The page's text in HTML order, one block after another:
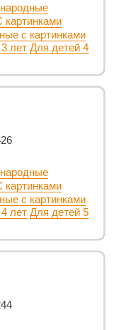
картинками
с картинками
лет Для детей 4
картинками
с картинками
лет Для детей 5